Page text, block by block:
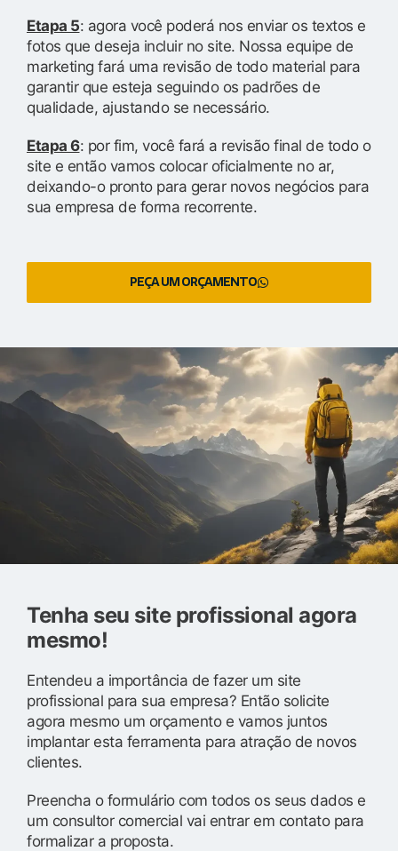
Etapa 5: agora você poderá nos enviar os textos e
fotos que deseja incluir no site. Nossa equipe de
marketing fará uma revisão de todo material para
garantir que esteja seguindo os padrões de
qualidade, ajustando se necessário.
Etapa 6: por fim, você fará a revisão final de todo o
site e então vamos colocar oficialmente no ar,
deixando-o pronto para gerar novos negócios para
sua empresa de forma recorrente.
PEÇA UM ORÇAMENTO
Tenha seu site profissional agora
mesmo!
Entendeu a importância de fazer um site
profissional para sua empresa? Então solicite
agora mesmo um orçamento e vamos juntos
implantar esta ferramenta para atração de novos
clientes.
Preencha o formulário com todos os seus dados e
um consultor comercial vai entrar em contato para
formalizar a proposta.